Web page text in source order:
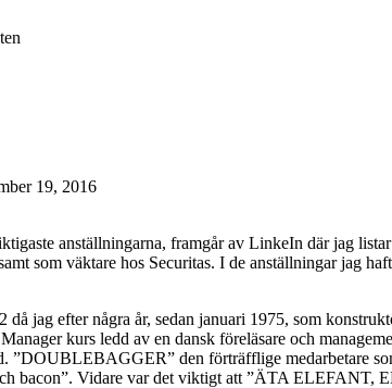
19, 2016
anställningarna, framgår av LinkeIn där jag
som väktare hos Securitas. I de anställningar jag
då jag efter några år, sedan januari 1975, som
kurs ledd av en dansk föreläsare och
”DOUBLEBAGGER” den förträfflige
bacon”. Vidare var det viktigt att ”ÄTA